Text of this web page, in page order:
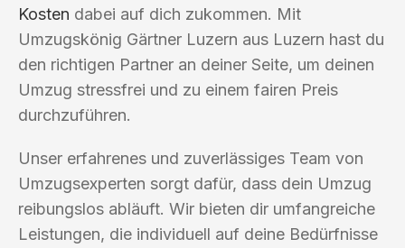
Kosten dabei auf dich zukommen. Mit
Umzugskönig Gärtner Luzern aus Luzern hast du
den richtigen Partner an deiner Seite, um deinen
Umzug stressfrei und zu einem fairen Preis
durchzuführen.
Unser erfahrenes und zuverlässiges Team von
Umzugsexperten sorgt dafür, dass dein Umzug
reibungslos abläuft. Wir bieten dir umfangreiche
Leistungen, die individuell auf deine Bedürfnisse